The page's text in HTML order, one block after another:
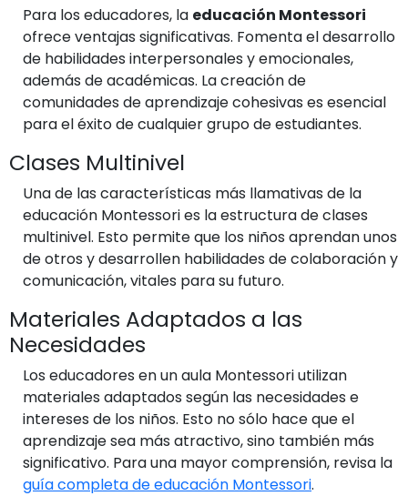
Para los educadores, la educación Montessori
ofrece ventajas significativas. Fomenta el desarrollo
de habilidades interpersonales y emocionales,
además de académicas. La creación de
comunidades de aprendizaje cohesivas es esencial
para el éxito de cualquier grupo de estudiantes.
Clases Multinivel
Una de las características más llamativas de la
educación Montessori es la estructura de clases
multinivel. Esto permite que los niños aprendan unos
de otros y desarrollen habilidades de colaboración y
comunicación, vitales para su futuro.
Materiales Adaptados a las
Necesidades
Los educadores en un aula Montessori utilizan
materiales adaptados según las necesidades e
intereses de los niños. Esto no sólo hace que el
aprendizaje sea más atractivo, sino también más
significativo. Para una mayor comprensión, revisa la
guía completa de educación Montessori.